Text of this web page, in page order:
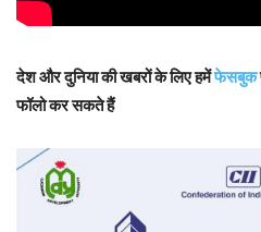
देश और दुनिया की खबरों के लिए हमेंफेसबुक
फॉलो कर सकते हैं